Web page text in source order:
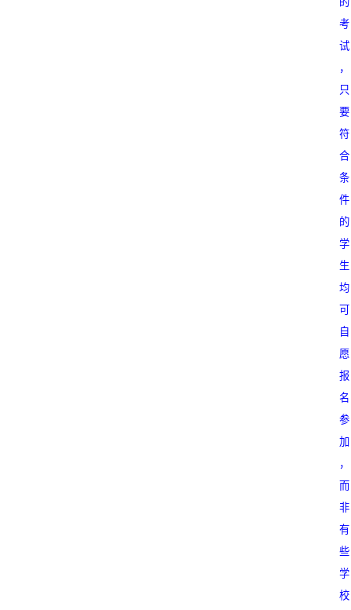
考
试
，
只
要
符
合
条
件
的
学
生
均
可
自
愿
报
名
参
加
，
而
非
有
些
学
校